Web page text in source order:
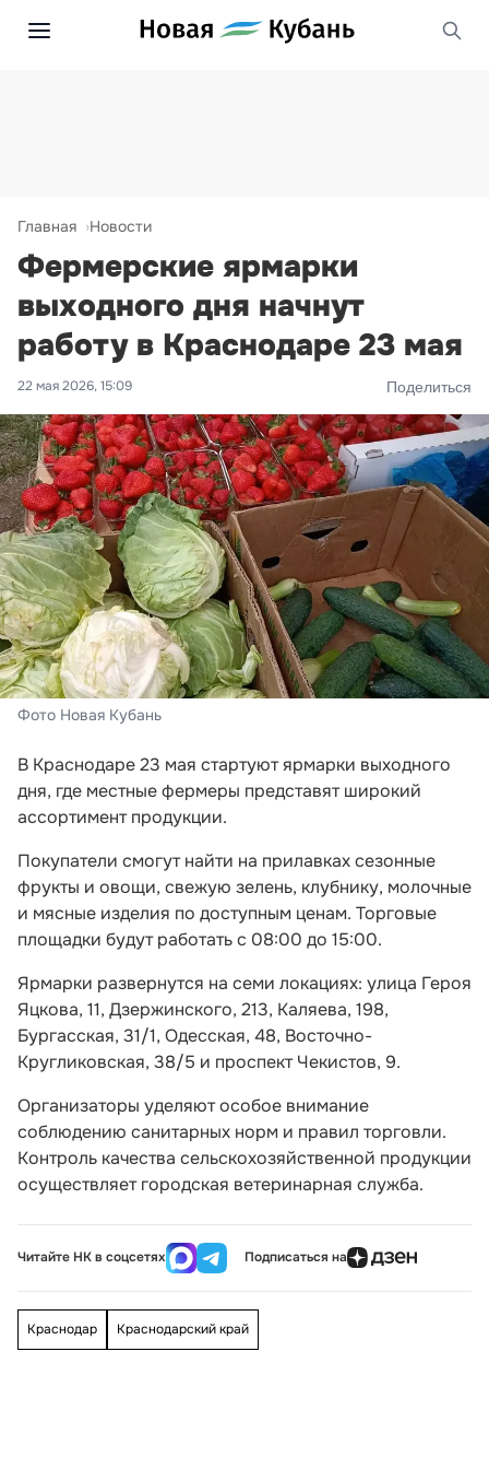
Главная Новости
Фермерские ярмарки
выходного дня начнут
работу в Краснодаре 23 мая
22 мая 2026, 15:09 Поделиться
Фото Новая Кубань
В Краснодаре 23 мая стартуют ярмарки выходного
дня, где местные фермеры представят широкий
ассортимент продукции.
Покупатели смогут найти на прилавках сезонные
фрукты и овощи, свежую зелень, клубнику, молочные
и мясные изделия по доступным ценам. Торговые
площадки будут работать с 08:00 до 15:00.
Ярмарки развернутся на семи локациях: улица Героя
Яцкова, 11, Дзержинского, 213, Каляева, 198,
Бургасская, 31/1, Одесская, 48, Восточно-
Кругликовская, 38/5 и проспект Чекистов, 9.
Организаторы уделяют особое внимание
соблюдению санитарных норм и правил торговли.
Контроль качества сельскохозяйственной продукции
осуществляет городская ветеринарная служба.
Читайте НК в соцсетях Подписаться на
Краснодар Краснодарский край